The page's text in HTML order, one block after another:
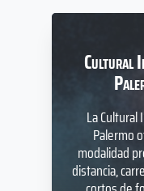
Cultural
La Cultural
Palermo
modalidad
distancia,